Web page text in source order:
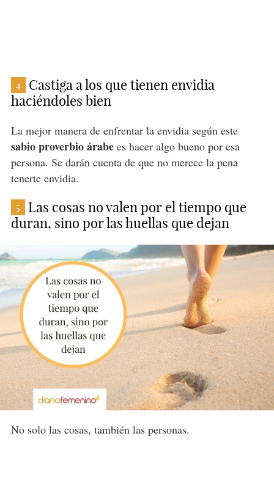
4
Castiga a los que tienen envidia
haciéndoles bien
La mejor manera de enfrentar la envidia según este
sabio proverbio árabees hacer algo bueno por esa
persona. Se darán cuenta de que no merece la pena
tenerte envidia.
5
Las cosas no valen por el tiempo que
duran, sino por las huellas que dejan
No solo las cosas, también las personas.